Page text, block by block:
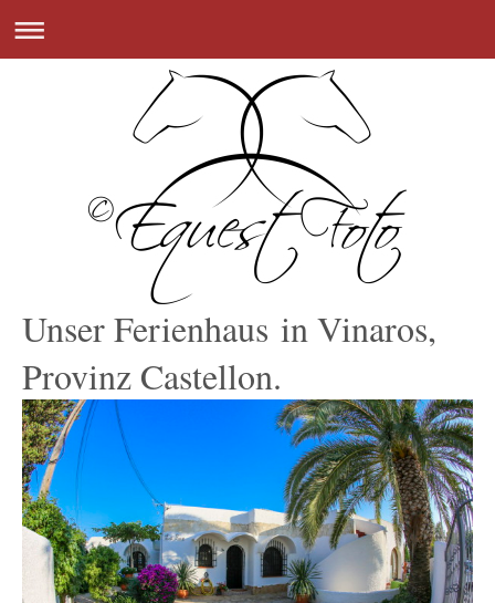
Unser Ferienhaus in Vinaros,
Provinz Castellon.